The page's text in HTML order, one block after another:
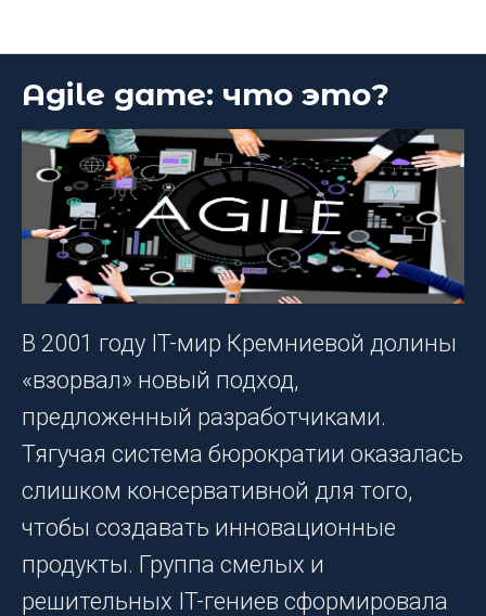
Agile game: что это?
В 2001 году IT-мир Кремниевой долины
«взорвал» новый подход,
предложенный разработчиками.
Тягучая система бюрократии оказалась
слишком консервативной для того,
чтобы создавать инновационные
продукты. Группа смелых и
решительных IT-гениев сформировала